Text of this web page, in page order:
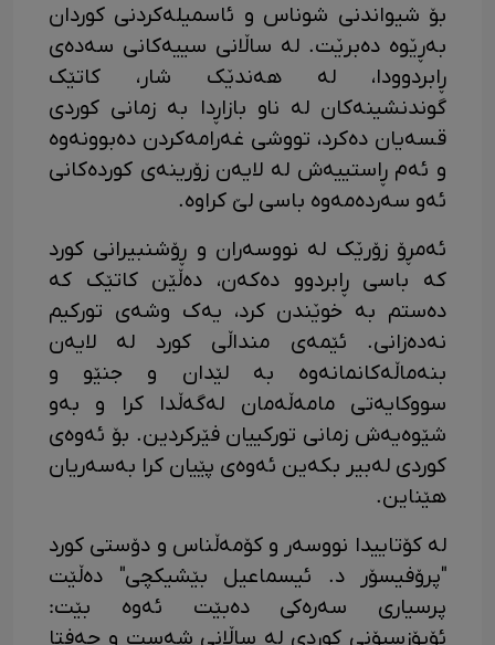
بۆ شیواندنی شوناس و ئاسمیلەکردنی کوردان
بەڕێوە دەبرێت. لە ساڵانی سییەکانی سەدەی
ڕابردوودا، لە هەندێک شار، کاتێک
گوندنشینەکان لە ناو بازاڕدا بە زمانی کوردی
قسەیان دەکرد، تووشی غەرامەکردن دەبوونەوە
و ئەم ڕاستییەش لە لایەن زۆرینەی کوردەکانی
ئەو سەردەمەوە باسی لێ کراوە.
ئەمڕۆ زۆرێک لە نووسەران و ڕۆشنبیرانی کورد
کە باسی ڕابردوو دەکەن، دەڵێن کاتێک کە
دەستم بە خوێندن کرد، یەک وشەی تورکیم
نەدەزانی. ئێمەی منداڵی کورد لە لایەن
بنەماڵەکانمانەوە بە لێدان و جنێو و
سووکایەتی مامەڵەمان لەگەڵدا کرا و بەو
شێوەیەش زمانی تورکییان فێرکردین. بۆ ئەوەی
کوردی لەبیر بکەین ئەوەی پێیان کرا بەسەریان
هێناین.
لە کۆتاییدا نووسەر و کۆمەڵناس و دۆستی کورد
"پرۆفیسۆر د. ئیسماعیل بێشیکچی" دەڵێت
پرسیاری سەرەکی دەبێت ئەوە بێت:
ئۆپۆزسیۆنی کوردی لە ساڵانی شەست و حەفتا